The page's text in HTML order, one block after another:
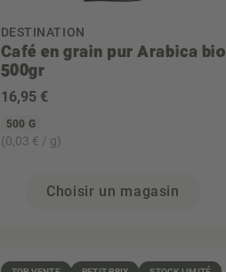
DESTINATION
Café en grain pur Arabica bio
500gr
16,95 €
500 G
(0,03 € / g)
Choisir un magasin